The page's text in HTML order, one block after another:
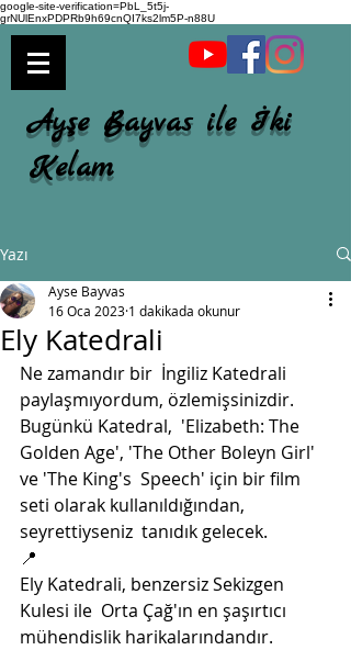
google-site-verification=PbL_5t5j-
grNUlEnxPDPRb9h69cnQI7ks2lm5P-n88U
Ayşe Bayvas ile İki
Kelam
Yazı
Ely Katedrali
Ayse Bayvas
16 Oca 2023 1 dakikada okunur
Ne zamandır bir  İngiliz Katedrali
paylaşmıyordum, özlemişsinizdir.
Bugünkü Katedral,  'Elizabeth: The
Golden Age', 'The Other Boleyn Girl'
ve 'The King's  Speech' için bir film
seti olarak kullanıldığından,
seyrettiyseniz  tanıdık gelecek.
📍
Ely Katedrali, benzersiz Sekizgen
Kulesi ile  Orta Çağ'ın en şaşırtıcı
mühendislik harikalarındandır.